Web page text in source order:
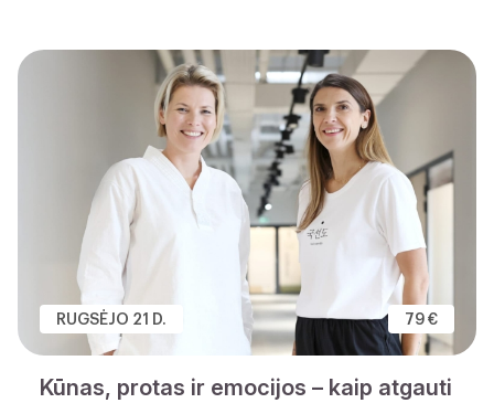
RUGSĖJO 21 D. 79 €
Kūnas, protas ir emocijos – kaip atgauti